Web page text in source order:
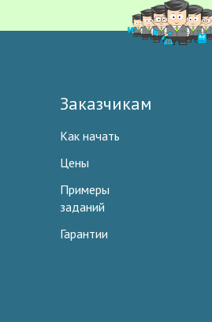
Заказчикам
Как начать
Цены
Примеры
заданий
Гарантии